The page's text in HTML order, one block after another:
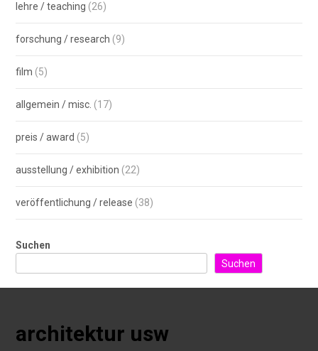
lehre / teaching (26)
forschung / research (9)
film (5)
allgemein / misc. (17)
preis / award (5)
ausstellung / exhibition (22)
veröffentlichung / release (38)
Suchen
Suchen
architektur usw